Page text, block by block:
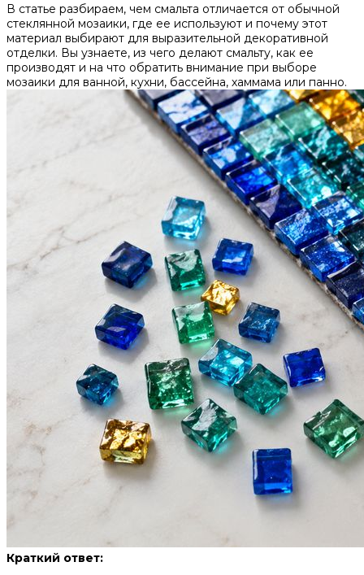
В статье разбираем, чем смальта отличается от обычной
стеклянной мозаики, где ее используют и почему этот
материал выбирают для выразительной декоративной
отделки. Вы узнаете, из чего делают смальту, как ее
производят и на что обратить внимание при выборе
мозаики для ванной, кухни, бассейна, хаммама или панно.
Краткий ответ: